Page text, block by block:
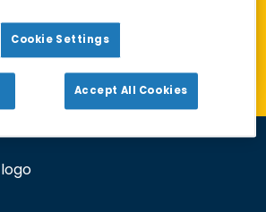
geopende loketten
Cookie Settings
Accept All Cookies